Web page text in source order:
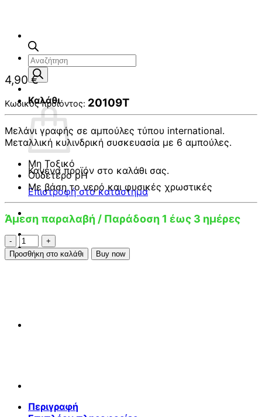
Αναζήτηση
προϊόντων
Καλάθι
Κανένα προϊόν στο καλάθι σας.
Επιστροφή στο κατάστημα
4,90€
Κωδικός προϊόντος: 20109T
Μελάνι γραφής σε αμπούλες τύπου international.
Μεταλλική κυλινδρική συσκευασία με 6 αμπούλες.
Μη Τοξικό
Ουδέτερο pH
Με βάση το νερό και φυσικές χρωστικές
Άμεση παραλαβή / Παράδοση 1 έως 3 ημέρες
Jacques
Herbin
ink
ποσότητα
Προσθήκη στο καλάθι Buy now
Περιγραφή